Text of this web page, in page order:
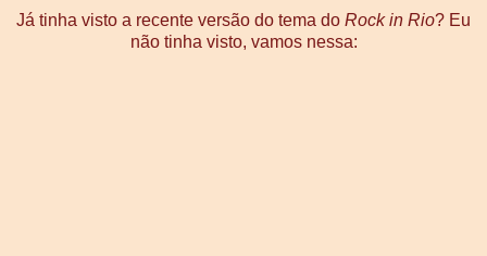
Já tinha visto a recente versão do tema do Rock in Rio? Eu
não tinha visto, vamos nessa: